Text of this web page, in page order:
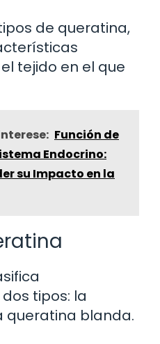
de queratina,
tejido en el que
Función de
Endocrino:
su Impacto en la
tipos: la
queratina blanda.